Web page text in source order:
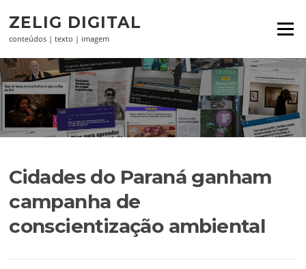
paraZELIG DIGITAL
conteúdos | texto | imagem
Menu
Cidades do Paraná ganham
campanha de
conscientização ambiental